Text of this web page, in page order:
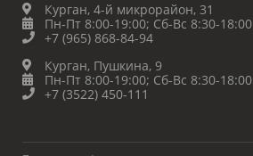
Курган, 4-й микрорайон, 31
Пн-Пт 8:00-19:00; Сб-Вс 8:30-18:00
+7 (965) 868-84-94
Курган, Пушкина, 9
Пн-Пт 8:00-19:00; Сб-Вс 8:30-18:00
+7 (3522) 450-111